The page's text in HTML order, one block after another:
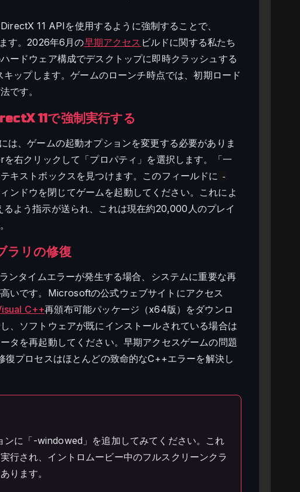
11 APIを使用するように強制することで、
す。2026年6月の早期アクセス ビルドに関する私たち
ードウェア構成でデスクトップに即時クラッシュする
ップします。ゲームのローンチ時点では、初期ロード
です。
11で強制実行する
、ゲームの起動オプションを変更する必要がありま
右クリックして「プロパティ」を選択します。「一
キストボックスを見つけます。このフィールドに
-
ンドウを閉じてゲームを起動してください。これによ
よう指示が送られ、これは現在約20,000人のプレイ
ラリの修復
ンタイムエラーが発生する場合、システムに重要な再
いです。Microsoftの公式ウェブサイトにアクセス
C++再頒布可能パッケージ（x64版）をダウンロ
、ソフトウェアが既にインストールされている場合は
タを再起動してください。早期アクセスゲームの問題
復プロセスはほとんどの致命的なC++エラーを解決し
ンに「-windowed」を追加してみてください。これ
行され、イントロムービー中のフルスクリーンクラ
ります。